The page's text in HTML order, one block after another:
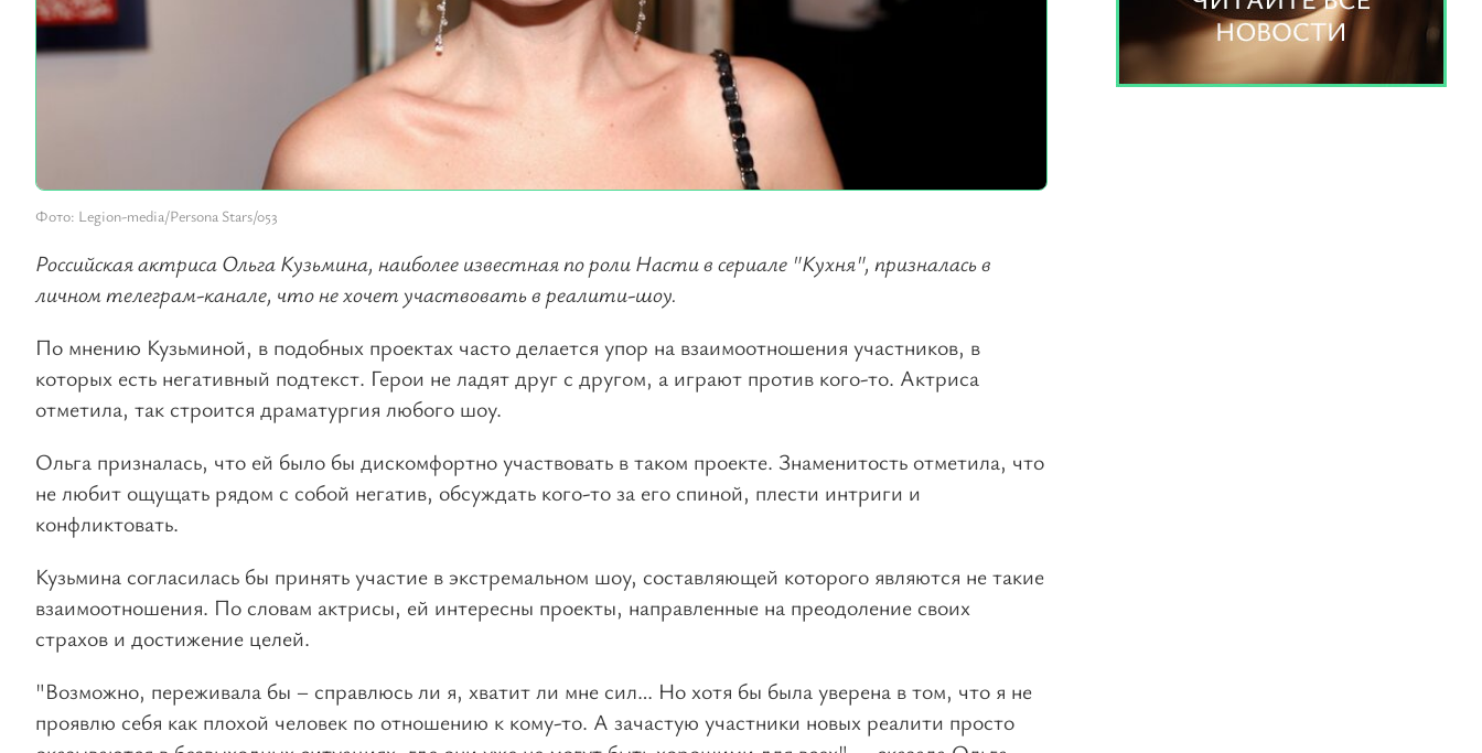
Фото: Legion-media/Persona Stars/053
Российская актриса Ольга Кузьмина, наиболее известная по роли Насти в сериале "Кухня", призналась в
личном телеграм-канале, что не хочет участвовать в реалити-шоу.
По мнению Кузьминой, в подобных проектах часто делается упор на взаимоотношения участников, в
которых есть негативный подтекст. Герои не ладят друг с другом, а играют против кого-то. Актриса
отметила, так строится драматургия любого шоу.
Ольга призналась, что ей было бы дискомфортно участвовать в таком проекте. Знаменитость отметила, что
не любит ощущать рядом с собой негатив, обсуждать кого-то за его спиной, плести интриги и
конфликтовать.
Кузьмина согласилась бы принять участие в экстремальном шоу, составляющей которого являются не такие
взаимоотношения. По словам актрисы, ей интересны проекты, направленные на преодоление своих
страхов и достижение целей.
"Возможно, переживала бы – справлюсь ли я, хватит ли мне сил… Но хотя бы была уверена в том, что я не
проявлю себя как плохой человек по отношению к кому-то. А зачастую участники новых реалити просто